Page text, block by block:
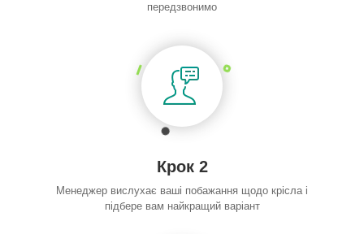
передзвонимо
Крок 2
Менеджер вислухає ваші побажання щодо крісла і
підбере вам найкращий варіант